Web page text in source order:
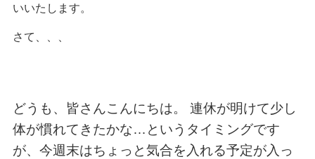
いいたします。
さて、、、
どうも、皆さんこんにちは。 連休が明けて少し
体が慣れてきたかな…というタイミングです
が、今週末はちょっと気合を入れる予定が入っ